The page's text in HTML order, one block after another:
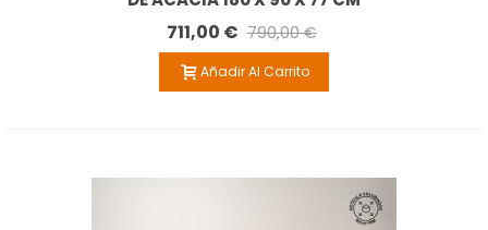
711,00 € 790,00 €
Añadir Al Carrito